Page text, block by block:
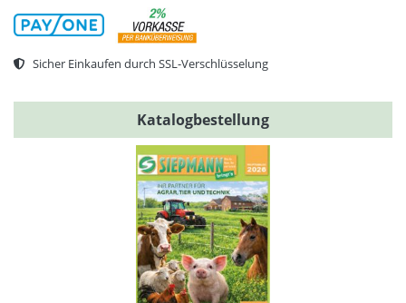
Sicher Einkaufen durch SSL-Verschlüsselung
Katalogbestellung